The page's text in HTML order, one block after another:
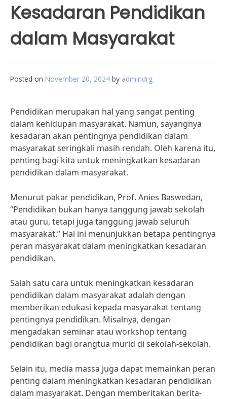
Kesadaran Pendidikan
dalam Masyarakat
Posted on November 20, 2024 by admindrg
Pendidikan merupakan hal yang sangat penting
dalam kehidupan masyarakat. Namun, sayangnya
kesadaran akan pentingnya pendidikan dalam
masyarakat seringkali masih rendah. Oleh karena itu,
penting bagi kita untuk meningkatkan kesadaran
pendidikan dalam masyarakat.
Menurut pakar pendidikan, Prof. Anies Baswedan,
“Pendidikan bukan hanya tanggung jawab sekolah
atau guru, tetapi juga tanggung jawab seluruh
masyarakat.” Hal ini menunjukkan betapa pentingnya
peran masyarakat dalam meningkatkan kesadaran
pendidikan.
Salah satu cara untuk meningkatkan kesadaran
pendidikan dalam masyarakat adalah dengan
memberikan edukasi kepada masyarakat tentang
pentingnya pendidikan. Misalnya, dengan
mengadakan seminar atau workshop tentang
pendidikan bagi orangtua murid di sekolah-sekolah.
Selain itu, media massa juga dapat memainkan peran
penting dalam meningkatkan kesadaran pendidikan
dalam masyarakat. Dengan memberitakan berita-